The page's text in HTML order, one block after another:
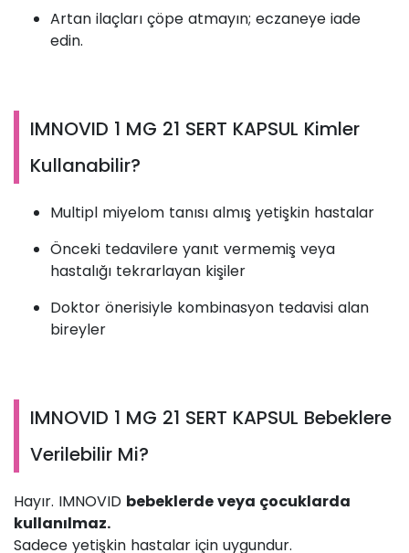
Artan ilaçları çöpe atmayın; eczaneye iade
edin.
IMNOVID 1 MG 21 SERT KAPSUL Kimler
Kullanabilir?
Multipl miyelom tanısı almış yetişkin hastalar
Önceki tedavilere yanıt vermemiş veya
hastalığı tekrarlayan kişiler
Doktor önerisiyle kombinasyon tedavisi alan
bireyler
IMNOVID 1 MG 21 SERT KAPSUL Bebeklere
Verilebilir Mi?
Hayır. IMNOVID bebeklerde veya çocuklarda
kullanılmaz.
Sadece yetişkin hastalar için uygundur.